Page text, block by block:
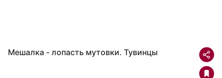
Мешалка - лопасть мутовки. Тувинцы